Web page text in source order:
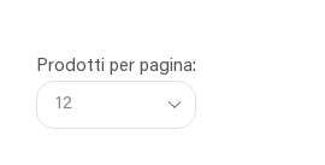
Prodotti per pagina: